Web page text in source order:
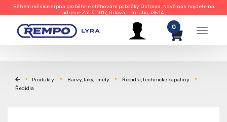
Během měsíce srpna proběhne stěhování pobočky Ostrava. Nově nás najdete na
adrese: Zátiší 1017, Orlová – Poruba, 735 14.
Menu
0
Produkty Barvy, laky, tmely
Ředidla, technické kapaliny
Ředidla